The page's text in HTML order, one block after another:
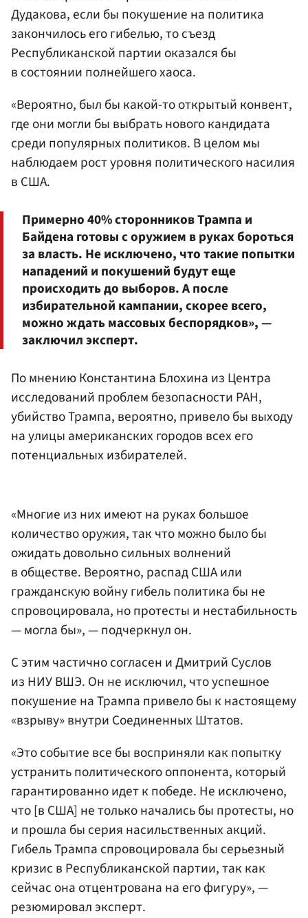
Дудакова, если бы покушение на политика
закончилось его гибелью, то съезд
Республиканской партии оказался бы
в состоянии полнейшего хаоса.
«Вероятно, был бы какой-то открытый конвент,
где они могли бы выбрать нового кандидата
среди популярных политиков. В целом мы
наблюдаем рост уровня политического насилия
в США.
Примерно 40% сторонников Трампа и
Байдена готовы с оружием в руках бороться
за власть. Не исключено, что такие попытки
нападений и покушений будут еще
происходить до выборов. А после
избирательной кампании, скорее всего,
можно ждать массовых беспорядков», —
заключил эксперт.
По мнению Константина Блохина из Центра
исследований проблем безопасности РАН,
убийство Трампа, вероятно, привело бы выходу
на улицы американских городов всех его
потенциальных избирателей.
«Многие из них имеют на руках большое
количество оружия, так что можно было бы
ожидать довольно сильных волнений
в обществе. Вероятно, распад США или
гражданскую войну гибель политика бы не
спровоцировала, но протесты и нестабильность
— могла бы», — подчеркнул он.
С этим частично согласен и Дмитрий Суслов
из НИУ ВШЭ. Он не исключил, что успешное
покушение на Трампа привело бы к настоящему
«взрыву» внутри Соединенных Штатов.
«Это событие все бы восприняли как попытку
устранить политического оппонента, который
гарантированно идет к победе. Не исключено,
что [в США] не только начались бы протесты, но
и прошла бы серия насильственных акций.
Гибель Трампа спровоцировала бы серьезный
кризис в Республиканской партии, так как
сейчас она отцентрована на его фигуру», —
резюмировал эксперт.